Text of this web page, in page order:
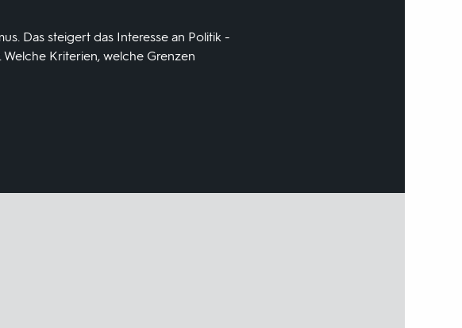
Das steigert das Interesse an Politik -
Kriterien, welche Grenzen